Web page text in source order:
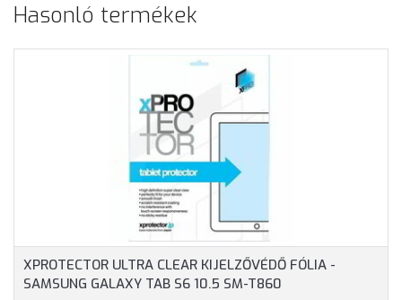
Hasonló termékek
XPROTECTOR ULTRA CLEAR KIJELZŐVÉDŐ FÓLIA -
SAMSUNG GALAXY TAB S6 10.5 SM-T860